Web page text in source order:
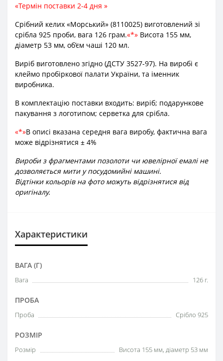
Термін поставки 2-4 дня
Срібний келих «Морський» (8110025) виготовлений зі
срібла 925 проби, вага 126 грам. *
Висота 155 мм,
діаметр 53 мм, об’єм чаші 120 мл.
Виріб виготовлено згідно (ДСТУ 3527-97). На виробі є
клеймо пробіркової палати України, та іменник
виробника.
В комплектацію поставки входить: виріб; подарункове
пакування з логотипом; серветка для срібла.
* В описі вказана середня вага виробу, фактична вага
може відрізнятися ± 4%
Вироби з фрагментами позолоти чи ювелірної емалі не
дозволяється мити у посудомийні машині.
Відтінки кольорів на фото можуть відрізнятися від
оригіналу.
Характеристики
ВАГА (Г)
Вага 126 г.
ПРОБА
Проба Срібло 925
РОЗМІР
Розмір Висота 155 мм, діаметр 53 мм